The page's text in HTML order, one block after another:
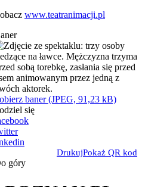
www.teatranimacji.pl
baner (JPEG, 91,23 kB)
się
DrukujPokaż QR kod
góry